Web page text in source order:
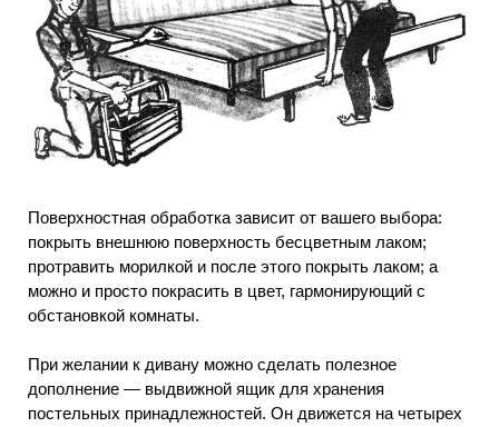
Поверхностная обработка зависит от вашего выбора:
покрыть внешнюю поверхность бесцветным лаком;
протравить морилкой и после этого покрыть лаком; а
можно и просто покрасить в цвет, гармонирующий с
обстановкой комнаты.
При желании к дивану можно сделать полезное
дополнение — выдвижной ящик для хранения
постельных принадлежностей. Он движется на четырех